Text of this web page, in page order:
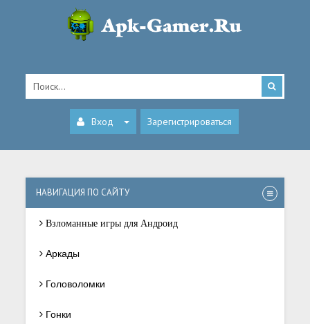
Вход Зарегистрироваться
НАВИГАЦИЯ ПО САЙТУ
Взломанные игры для Андроид
Аркады
Головоломки
Гонки